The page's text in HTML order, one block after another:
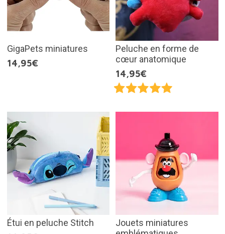
GigaPets miniatures
14,95€
Peluche en forme de
cœur anatomique
14,95€
Étui en peluche Stitch
Jouets miniatures